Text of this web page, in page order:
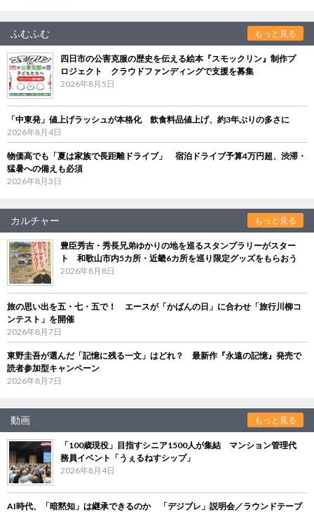
ふむふむ もっと見る
四日市の公害克服の歴史を伝える絵本『スモックリン』制作プ
ロジェクト クラウドファンディングで支援を募集
2026年8月5日
「中東発」値上げラッシュが本格化 飲食料品値上げ、約3年ぶりの多さに
2026年8月4日
物価高でも「夏は家族で長距離ドライブ」 宿泊ドライブ予算4万円超、渋滞・
猛暑への備えも必須
2026年8月3日
カルチャー もっと見る
豊臣秀吉・秀長兄弟ゆかりの地を巡るスタンプラリーがスター
ト 和歌山市内5カ所・近畿6カ所を巡り限定グッズをもらおう
2026年8月8日
旅の思い出を五・七・五で！ エースが「かばんの日」に合わせ「旅行川柳コ
ンテスト」を開催
2026年8月7日
東野圭吾が選んだ「記憶に残る一文」はどれ？ 最新作『永遠の記憶』発売で
読者参加型キャンペーン
2026年8月7日
動画 もっと見る
「100歳現役」目指すシニア1500人が集結 マンション管理代
務員イベント「うぇるねすシップ」
2026年8月4日
AI時代、「暗黙知」は継承できるのか 「デジブレ」説明会／ラウンドテーブ